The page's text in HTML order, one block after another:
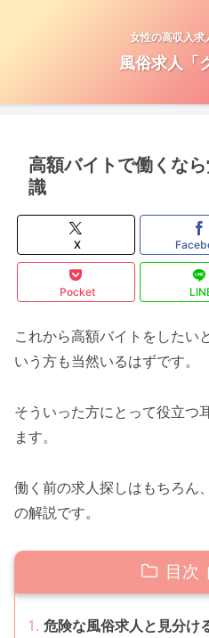
女性の高収入求
風俗求人「
高額バイトで働くな
識
X
Pocket
これから高額バイトをしたい
いう方も当然いるはずです。
そういった方にとって役立つ
ます。
働く前の求人探しはもちろん
の解説です。
目次
危険な風俗求人と見分け